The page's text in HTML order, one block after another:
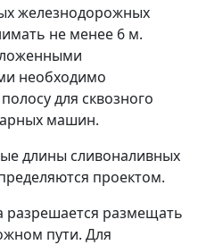
железнодорожных
не менее 6 м.
необходимо
для сквозного
машин.
длины сливоналивных
проектом.
разрешается размещать
пути. Для